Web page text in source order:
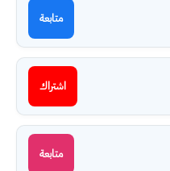
متابعة
اشتراك
متابعة